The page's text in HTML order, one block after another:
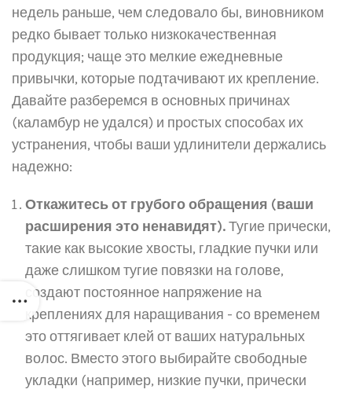
недель раньше, чем следовало бы, виновником
редко бывает только низкокачественная
продукция; чаще это мелкие ежедневные
привычки, которые подтачивают их крепление.
Давайте разберемся в основных причинах
(каламбур не удался) и простых способах их
устранения, чтобы ваши удлинители держались
надежно:
Откажитесь от грубого обращения (ваши
расширения это ненавидят).Тугие прически,
такие как высокие хвосты, гладкие пучки или
даже слишком тугие повязки на голове,
создают постоянное напряжение на
креплениях для наращивания - со временем
это оттягивает клей от ваших натуральных
волос. Вместо этого выбирайте свободные
укладки (например, низкие пучки, прически